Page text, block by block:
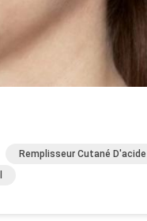
Remplisseur Cutané